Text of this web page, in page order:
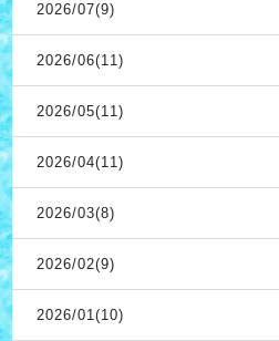
2026/07(9)
2026/06(11)
2026/05(11)
2026/04(11)
2026/03(8)
2026/02(9)
2026/01(10)